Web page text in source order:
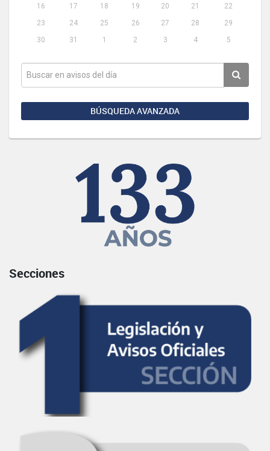
16
17 18 19 20 21
22
23
24 25 26 27 28
29
30
31 1 2 3 4 5
BÚSQUEDA AVANZADA
Secciones